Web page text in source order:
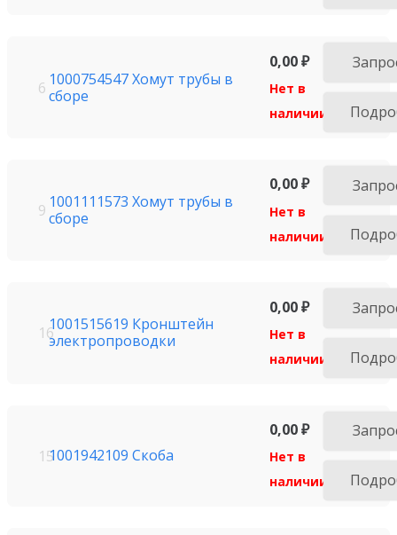
6 1000754547 Хомут трубы в
сборе
0,00₽
Нет в
наличии
9 1001111573 Хомут трубы в
сборе
0,00₽
Нет в
наличии
161001515619 Кронштейн
электропроводки
0,00₽
Нет в
наличии
151001942109 Скоба
0,00₽
Нет в
наличии